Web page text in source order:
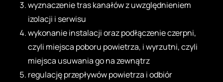
wyznaczenie tras kanałów z uwzględnieniem
izolacji i serwisu
wykonanie instalacji oraz podłączenie czerpni,
czyli miejsca poboru powietrza, i wyrzutni, czyli
miejsca usuwania go na zewnątrz
regulację przepływów powietrza i odbiór